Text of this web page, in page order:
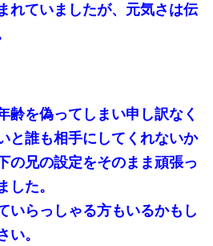
れていましたが、元気さは伝
齢を偽ってしまい申し訳なく
と誰も相手にしてくれないか
の兄の設定をそのまま頑張っ
した。
いらっしゃる方もいるかもし
い。